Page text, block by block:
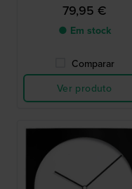
79,95 €
● Em stock
Comparar
Ver produto